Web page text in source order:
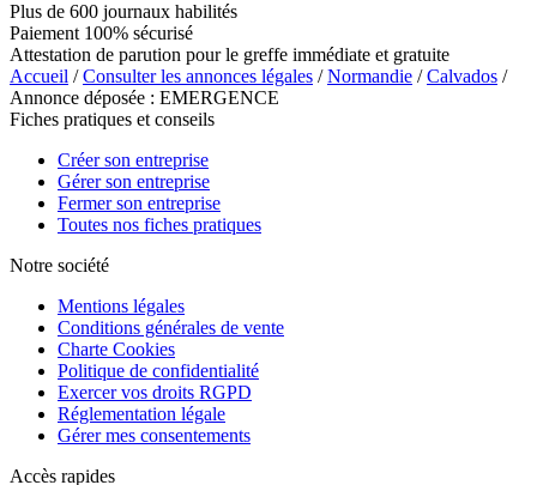
Plus de 600 journaux habilités
Paiement 100% sécurisé
Attestation de parution pour le greffe immédiate et gratuite
Accueil /Consulter les annonces légales /Normandie /Calvados /
Annonce déposée : EMERGENCE
Fiches pratiques et conseils
Créer son entreprise
Gérer son entreprise
Fermer son entreprise
Toutes nos fiches pratiques
Notre société
Mentions légales
Conditions générales de vente
Charte Cookies
Politique de confidentialité
Exercer vos droits RGPD
Réglementation légale
Gérer mes consentements
Accès rapides